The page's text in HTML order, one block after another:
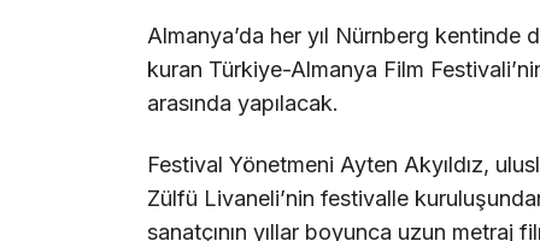
Almanya’da her yıl Nürnberg kentinde
kuran Türkiye-Almanya Film
arasında yapılacak.
Festival Yönetmeni Ayten Akyıldız,
Zülfü Livaneli’nin festivalle
sanatçının yıllar boyunca uzun metraj